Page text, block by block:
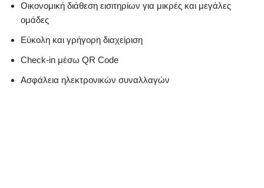
Οικονομική διάθεση εισιτηρίων για μικρές και μεγάλες
ομάδες
Eύκολη και γρήγορη διαχείριση
Check-in μέσω QR Code
Aσφάλεια ηλεκτρονικών συναλλαγών